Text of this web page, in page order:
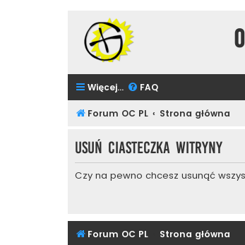
Więcej… FAQ
Forum OC PL Strona główna
Usuń ciasteczka witryny
Czy na pewno chcesz usunąć
Forum OC PL Strona główna